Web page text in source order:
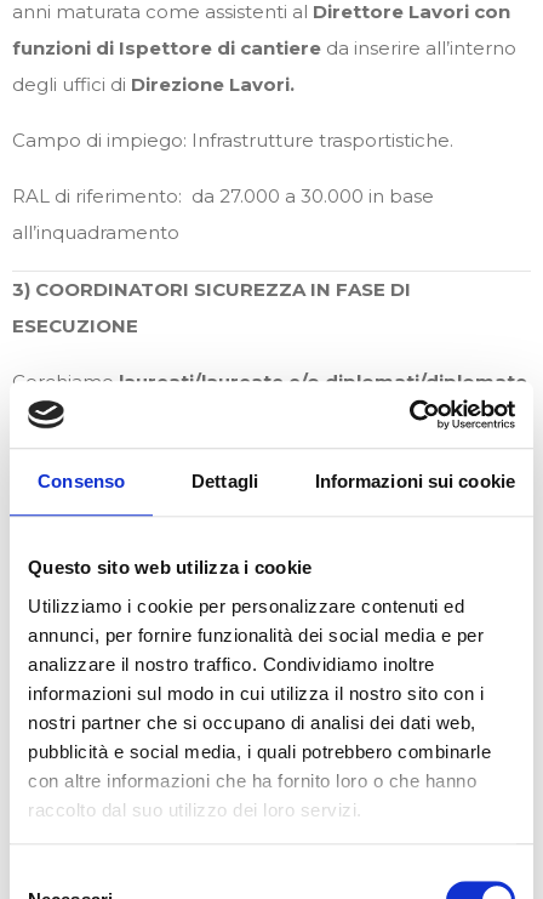
Consenso Dettagli Informazioni sui cookie
Questo sito web utilizza i cookie
Utilizziamo i cookie per personalizzare contenuti ed
annunci, per fornire funzionalità dei social media e per
analizzare il nostro traffico. Condividiamo inoltre
informazioni sul modo in cui utilizza il nostro sito con i
nostri partner che si occupano di analisi dei dati web,
pubblicità e social media, i quali potrebbero combinarle
con altre informazioni che ha fornito loro o che hanno
raccolto dal suo utilizzo dei loro servizi.
anni maturata come assistenti al Direttore Lavori con
funzioni di Ispettore di cantiere da inserire all’interno
degli uffici di Direzione Lavori.
Campo di impiego: Infrastrutture trasportistiche.
RAL di riferimento: da 27.000 a 30.000 in base
all’inquadramento
3) COORDINATORI SICUREZZA IN FASE DI
ESECUZIONE
Cerchiamo laureati/laureate e/o diplomati/diplomate
con esperienza pregressa di almeno 1 anno maturata
comeCoordinatori Sicurezza in fase di esecuzione
e/o progettazione o come assistenti al CSEcon
I candidati/le candidate ideali devono essere in
possesso dell’abilitazione allo svolgimento degli
incarichi di Coordinatori Sicurezza
(D.Lgs 81/08).
RAL di riferimento: 40.000€
4) ASSISTENTI AL COORDINATORE SICUREZZA IN
FASE DI ESECUZIONE